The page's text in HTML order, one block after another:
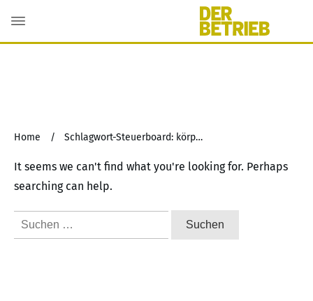
Home / Schlagwort-Steuerboard: körperschaftsteuerliche Organschaft
It seems we can't find what you're looking for. Perhaps
searching can help.
Suchen